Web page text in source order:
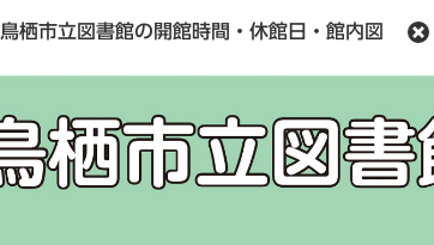
鳥栖市立図書館の開館時間・休館日・館内図